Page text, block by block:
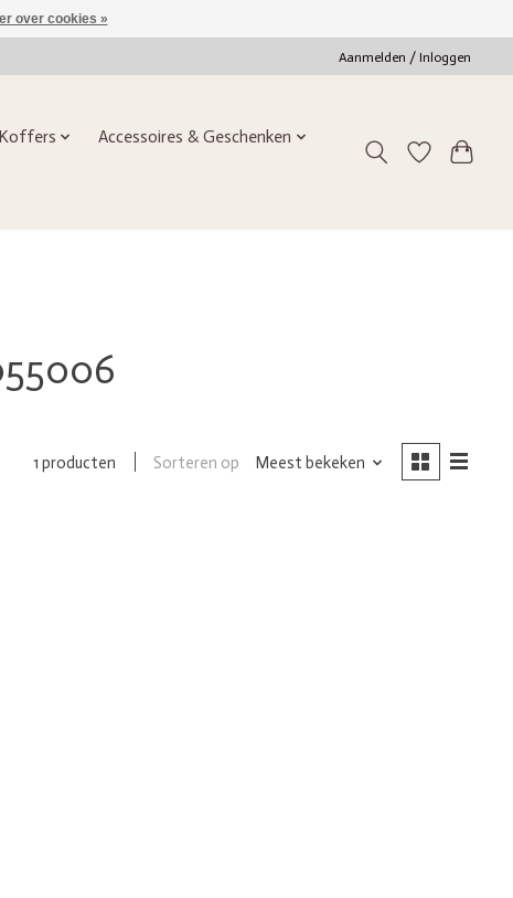
Aanmelden / Inloggen
Koffers
Accessoires & Geschenken
1 producten Sorteren op Meest bekeken
over cookies »